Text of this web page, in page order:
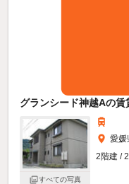
グランシード神越Aの賃
すべての写真
愛媛
2階建 /